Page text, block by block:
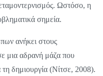
Ωστόσο, η
σημεία.
ανήκει στους
μια αδρανή μάζα που
τη δημιουργία (Νίτσε, 2008).